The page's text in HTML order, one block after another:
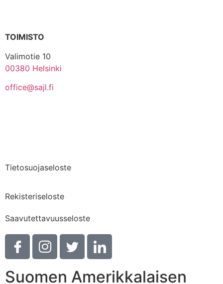
TOIMISTO
Valimotie 10
00380 Helsinki
office@sajl.fi
Tietosuojaseloste
Rekisteriseloste
Saavutettavuusseloste
Suomen Amerikkalaisen